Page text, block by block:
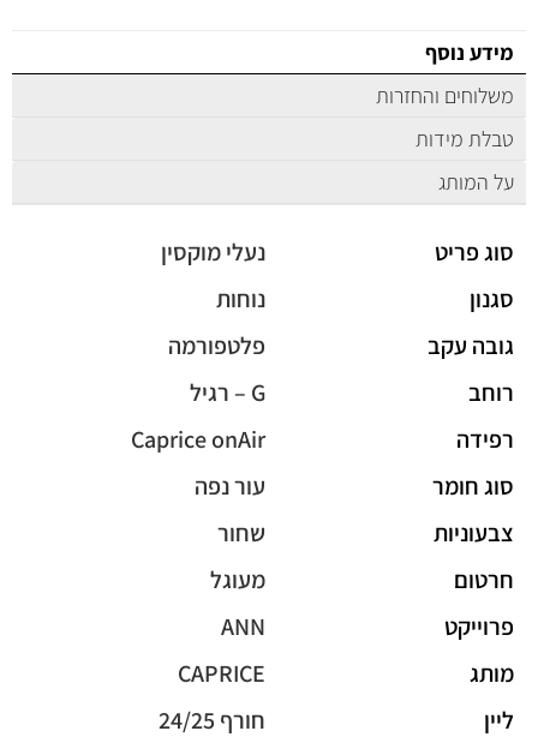
מידע נוסף
משלוחים והחזרות
טבלת מידות
על המותג
סוג פריט
נעלי מוקסין
סגנון
נוחות
גובה עקב
פלטפורמה
רוחב
G – רגיל
רפידה
Caprice onAir
סוג חומר
עור נפה
צבעוניות
שחור
חרטום
מעוגל
פרוייקט
ANN
מותג
CAPRICE
ליין
חורף 24/25